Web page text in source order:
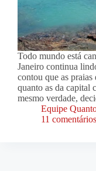
Todo mundo está
Janeiro continua
contou que as
quanto as da capital
mesmo verdade,
Equipe
11 comentários